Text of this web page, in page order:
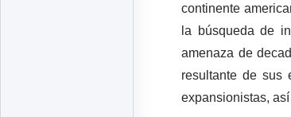
continente
la búsqueda de
amenaza de
resultante de sus
expansionistas,